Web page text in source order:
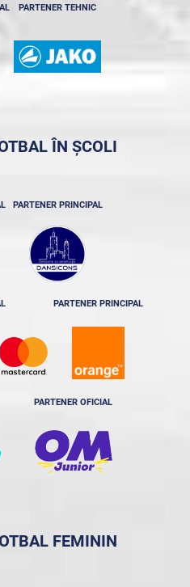
PARTENER TEHNIC
ÎN ȘCOLI
PARTENER PRINCIPAL
PARTENER PRINCIPAL
PARTENER OFICIAL
FEMININ